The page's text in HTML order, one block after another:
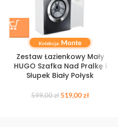
Kolekcja: Monte
Zestaw Łazienkowy Mały
HUGO Szafka Nad Pralkę i
Słupek Biały Połysk
599,00zł 519,00zł